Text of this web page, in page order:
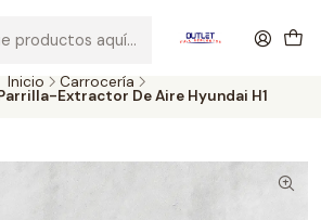
de calidad.
Inicio Carrocería
Extractor De Aire Hyundai H1